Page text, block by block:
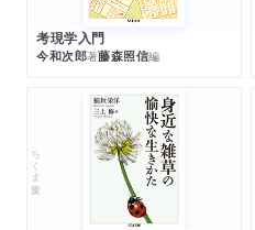
考現学入門
今和次郎著藤森照信編
ちくま文庫